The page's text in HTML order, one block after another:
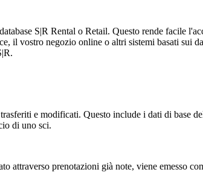
S|R Rental o Retail. Questo rende facile
il vostro negozio online o altri sistemi basati sui
e modificati. Questo include i dati di base
di uno sci.
attraverso prenotazioni già note, viene emesso